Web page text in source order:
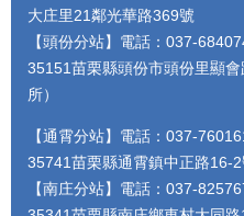
大庄里21鄰光華路369號
【頭份分站】電話：037-
35151苗栗縣頭份市頭份里顯
所）
【通霄分站】電話：037-
35741苗栗縣通霄鎮中正路16-2
【南庄分站】電話：037-